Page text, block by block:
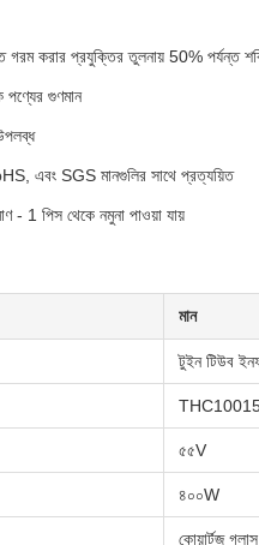
গরম করার প্রযুক্তির তুলনায় 50% পর্যন্ত
পণ্যের গুণমান
এবং SGS মানগুলির সাথে প্রত্যয়িত
- 1 পিস থেকে নমুনা পাওয়া যায়
মান
টুইন টিউব
৫৫V
৪০০W
কোয়ার্টজ গ্লাস